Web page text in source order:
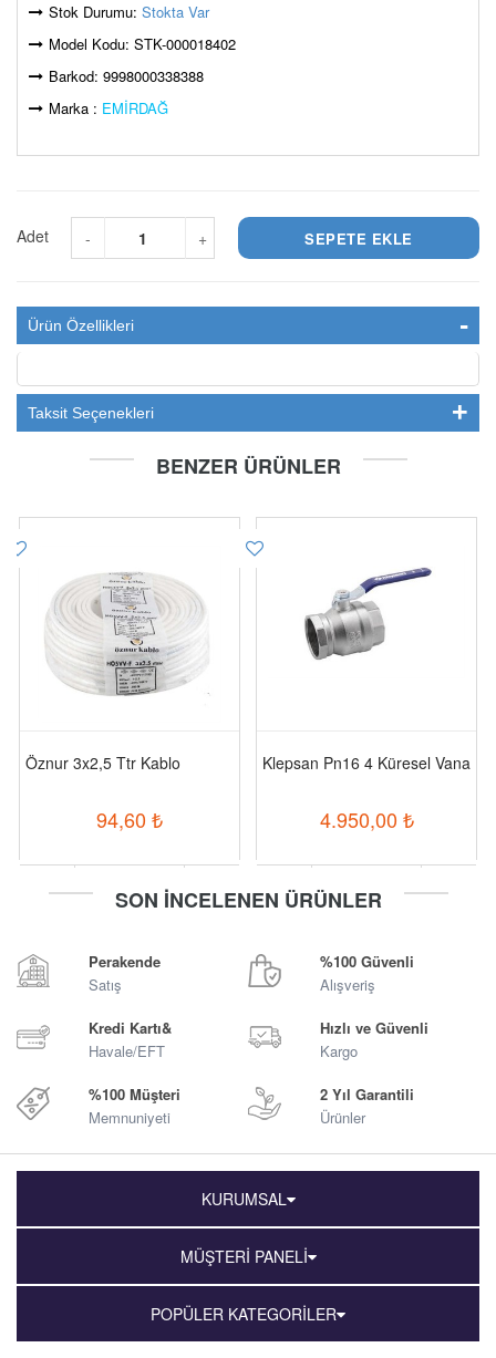
Stok Durumu: Stokta Var
Model Kodu: STK-000018402
Barkod: 9998000338388
Marka : EMİRDAĞ
Adet +
-
Ürün Özellikleri
Taksit Seçenekleri
BENZER ÜRÜNLER
Öznur 3x2,5 Ttr Kablo
94,60 ₺
Klepsan Pn16 4 Küresel Vana
4.950,00 ₺
SON İNCELENEN ÜRÜNLER
Perakende
Satış
%100 Güvenli
Alışveriş
Kredi Kartı&
Havale/EFT
Hızlı ve Güvenli
Kargo
%100 Müşteri
Memnuniyeti
2 Yıl Garantili
Ürünler
KURUMSAL
MÜŞTERİ PANELİ
POPÜLER KATEGORİLER